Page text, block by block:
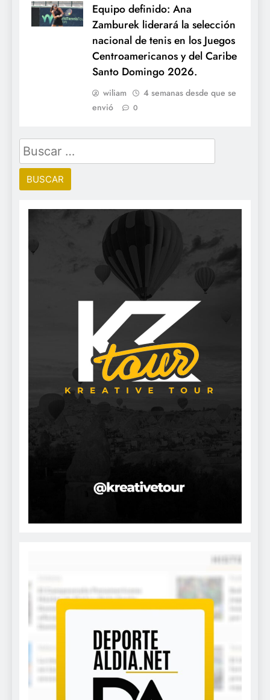
Equipo definido: Ana
Zamburek liderará la selección
nacional de tenis en los Juegos
Centroamericanos y del Caribe
Santo Domingo 2026.
wiliam
4 semanas desde que se
envió
0
Buscar: